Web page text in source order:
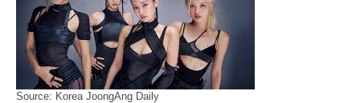
Source: Korea JoongAng Daily